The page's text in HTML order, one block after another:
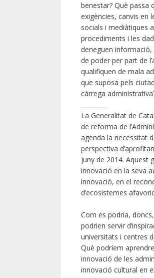
benestar? Què passa
exigències, canvis en
socials i mediàtiques
procediments i les
deneguen informació,
de poder per part de
qualifiquen de mala
que suposa pels
càrrega
La Generalitat de
de reforma de
agenda la necessitat
perspectiva
juny de 2014. Aquest
innovació en la seva
innovació, en el
d’ecosistemes
Com es podria,
podrien servir
universitats i centres
Què podríem
innovació de les
innovació cultural en